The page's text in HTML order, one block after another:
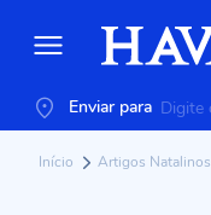
Enviar para
Início Artigos Natalinos